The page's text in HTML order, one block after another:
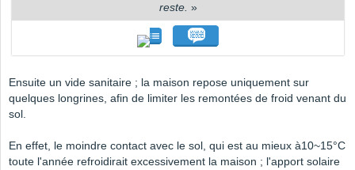
reste. »
Ensuite un vide sanitaire ; la maison repose uniquement sur
quelques longrines, afin de limiter les remontées de froid venant du
sol.
En effet, le moindre contact avec le sol, qui est au mieux à10~15°C
toute l'année refroidirait excessivement la maison ; l'apport solaire